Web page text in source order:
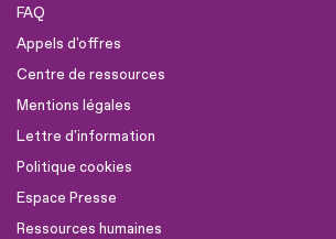
FAQ
Appels d'offres
Centre de ressources
Mentions légales
Lettre d'information
Politique cookies
Espace Presse
Ressources humaines